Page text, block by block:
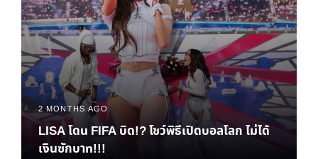
2 MONTHS AGO
LISA โดน FIFA บิด!? โชว์พิธีเปิดบอลโลก ไม่ได้
เงินซักบาท!!!